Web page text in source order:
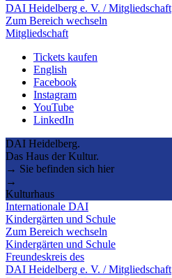
DAI Heidelberg e. V. / Mitgliedschaft
Zum Bereich wechseln
Mitgliedschaft
Tickets kaufen
English
Facebook
Instagram
YouTube
LinkedIn
DAI Heidelberg.
Das Haus der Kultur.
→ Sie befinden sich hier
→
Kulturhaus
Internationale DAI
Kindergärten und Schule
Zum Bereich wechseln
Kindergärten und Schule
Freundeskreis des
DAI Heidelberg e. V. / Mitgliedschaft